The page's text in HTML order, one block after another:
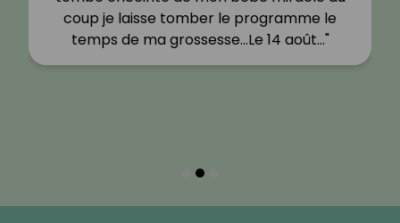
coup je laisse tomber le programme le
temps de ma grossesse…Le 14 août…"